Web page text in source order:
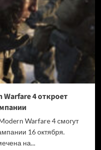
4 откроет
Warfare 4 смогут
16 октября.
на...